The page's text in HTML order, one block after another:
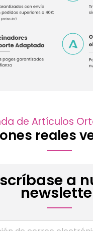
de Artículos
reales
a